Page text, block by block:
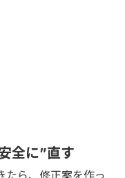
全に”直す
たら、修正案を作っ